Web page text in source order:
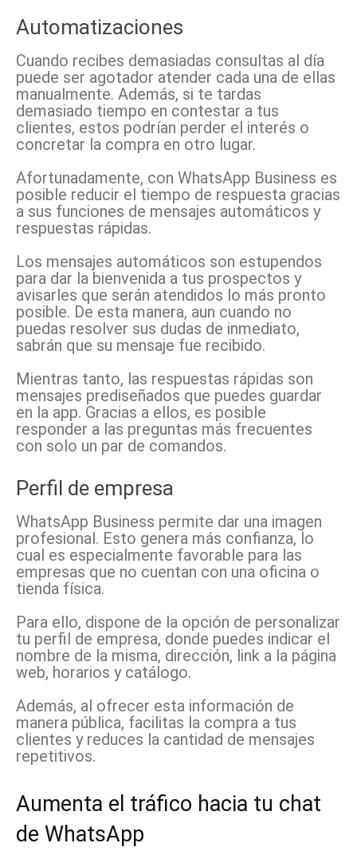
Automatizaciones
Cuando recibes demasiadas consultas al día
puede ser agotador atender cada una de ellas
manualmente. Además, si te tardas
demasiado tiempo en contestar a tus
clientes, estos podrían perder el interés o
concretar la compra en otro lugar.
Afortunadamente, con WhatsApp Business es
posible reducir el tiempo de respuesta gracias
a sus funciones de mensajes automáticos y
respuestas rápidas.
Los mensajes automáticos son estupendos
para dar la bienvenida a tus prospectos y
avisarles que serán atendidos lo más pronto
posible. De esta manera, aun cuando no
puedas resolver sus dudas de inmediato,
sabrán que su mensaje fue recibido.
Mientras tanto, las respuestas rápidas son
mensajes prediseñados que puedes guardar
en la app. Gracias a ellos, es posible
responder a las preguntas más frecuentes
con solo un par de comandos.
Perfil de empresa
WhatsApp Business permite dar una imagen
profesional. Esto genera más confianza, lo
cual es especialmente favorable para las
empresas que no cuentan con una oficina o
tienda física.
Para ello, dispone de la opción de personalizar
tu perfil de empresa, donde puedes indicar el
nombre de la misma, dirección, link a la página
web, horarios y catálogo.
Además, al ofrecer esta información de
manera pública, facilitas la compra a tus
clientes y reduces la cantidad de mensajes
repetitivos.
Aumenta el tráfico hacia tu chat
de WhatsApp